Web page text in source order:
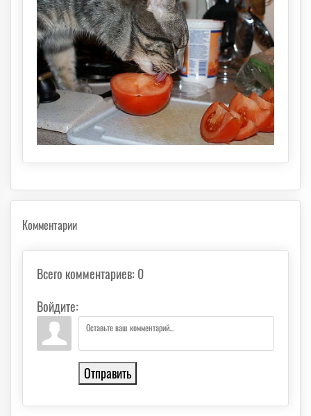
Комментарии
Всего комментариев: 0
Войдите:
Отправить